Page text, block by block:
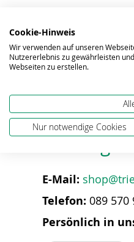
Eigenschaften
Bei
E-Mail:
Telefon:089 570
Persönlich in
Cookie-Hinweis
Wir verwenden auf unseren
Nutzererlebnis zu gewährleisten
Webseiten zu erstellen.
Nur notwendige Cookies